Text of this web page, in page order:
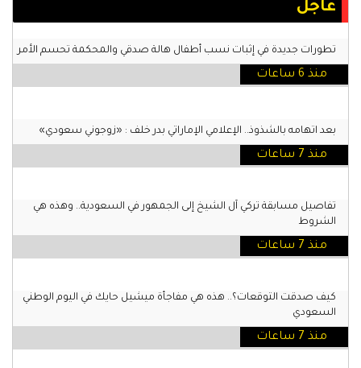
عاجل
تطورات جديدة في إثبات نسب أطفال هالة صدقي والمحكمة تحسم الأمر
منذ 6 ساعات
بعد اتهامه بالشذوذ.. الإعلامي الإماراتي بدر خلف : «زوجوني سعودي»
منذ 7 ساعات
تفاصيل مسابقة تركي آل الشيخ إلى الجمهور في السعودية.. وهذه هي
الشروط
منذ 7 ساعات
كيف صدقت التوقعات؟.. هذه هي مفاجأة ميشيل حايك في اليوم الوطني
السعودي
منذ 7 ساعات